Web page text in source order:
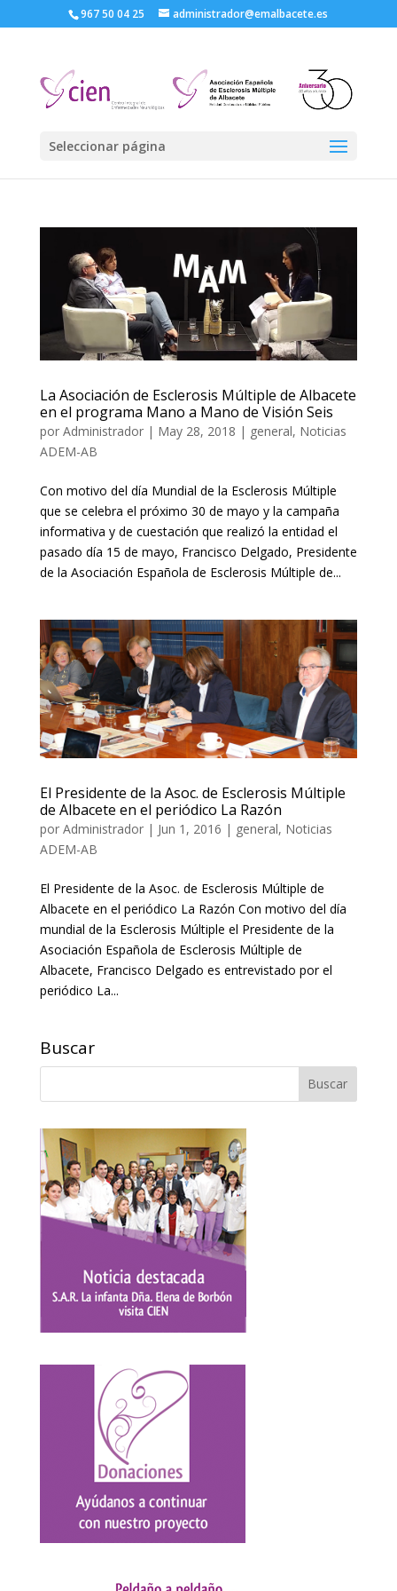
967 50 04 25 administrador@emalbacete.es
Seleccionar página
La Asociación de Esclerosis Múltiple de Albacete
en el programa Mano a Mano de Visión Seis
por Administrador| May 28, 2018 | general, Noticias
ADEM-AB
Con motivo del día Mundial de la Esclerosis Múltiple
que se celebra el próximo 30 de mayo y la campaña
informativa y de cuestación que realizó la entidad el
pasado día 15 de mayo, Francisco Delgado, Presidente
de la Asociación Española de Esclerosis Múltiple de...
El Presidente de la Asoc. de Esclerosis Múltiple
de Albacete en el periódico La Razón
por Administrador| Jun 1, 2016 | general, Noticias
ADEM-AB
El Presidente de la Asoc. de Esclerosis Múltiple de
Albacete en el periódico La Razón Con motivo del día
mundial de la Esclerosis Múltiple el Presidente de la
Asociación Española de Esclerosis Múltiple de
Albacete, Francisco Delgado es entrevistado por el
periódico La...
Buscar